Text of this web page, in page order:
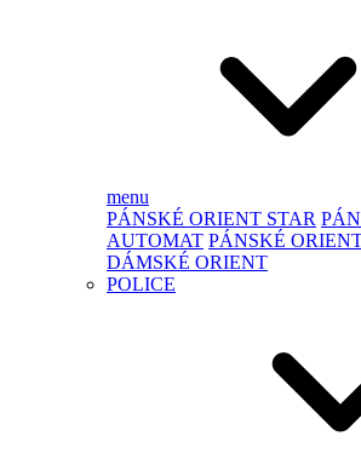
menu
PÁNSKÉ ORIENT STAR
AUTOMAT PÁNSKÉ
DÁMSKÉ ORIENT
POLICE